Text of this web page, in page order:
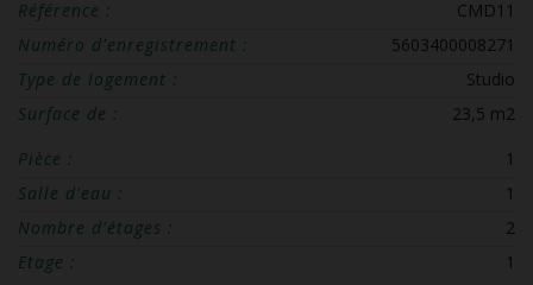
Référence :
CMD11
Numéro d'enregistrement :
5603400008271
Type de logement :
Studio
Surface de :
23,5 m2
Pièce :
1
Salle d'eau :
1
Nombre d'étages :
2
Etage :
1